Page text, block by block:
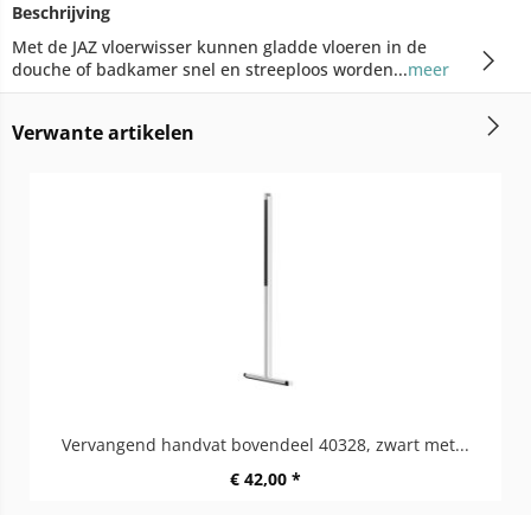
Beschrijving
Met de JAZ vloerwisser kunnen gladde vloeren in de
douche of badkamer snel en streeploos worden...meer
Verwante artikelen
Vervangend handvat bovendeel 40328, zwart met...
€ 42,00 *